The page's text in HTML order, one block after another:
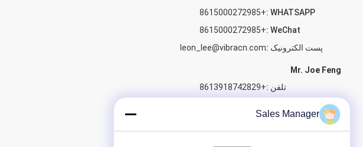
WHATSAPP :
+8615000272985
WeChat :
+8615000272985
پست الکترونیک :leon_lee@vibracn.com
Mr. Joe Feng
تلفن :+8613918742829
Sales Manager